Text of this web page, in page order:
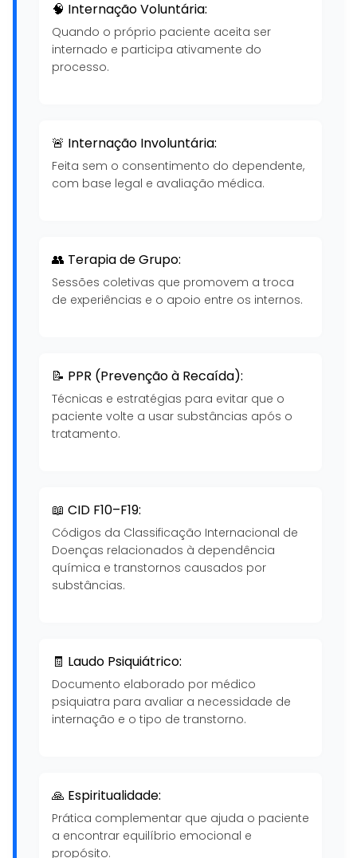
🧠 Internação Voluntária:
Quando o próprio paciente aceita ser
internado e participa ativamente do
processo.
🚨 Internação Involuntária:
Feita sem o consentimento do dependente,
com base legal e avaliação médica.
👥 Terapia de Grupo:
Sessões coletivas que promovem a troca
de experiências e o apoio entre os internos.
📝 PPR (Prevenção à Recaída):
Técnicas e estratégias para evitar que o
paciente volte a usar substâncias após o
tratamento.
📖 CID F10–F19:
Códigos da Classificação Internacional de
Doenças relacionados à dependência
química e transtornos causados por
substâncias.
🧾 Laudo Psiquiátrico:
Documento elaborado por médico
psiquiatra para avaliar a necessidade de
internação e o tipo de transtorno.
🙏 Espiritualidade:
Prática complementar que ajuda o paciente
a encontrar equilíbrio emocional e
propósito.